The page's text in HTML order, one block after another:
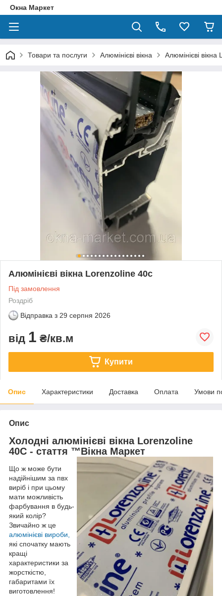
Окна Маркет
Товари та послуги Алюмінієві вікна Алюмінієві
Алюмінієві вікна Lorenzoline 40c
Під замовлення
Роздріб
Відправка з 29 серпня 2026
від 1 ₴/кв.м
Купити
Опис Характеристики Доставка Оплата Умови
Опис
Холодні алюмінієві вікна Lorenzoline
40С - стаття ™Вікна Маркет
Що ж може бути
надійнішим за пвх
виріб і при цьому
мати можливість
фарбування в будь-
який колір?
Звичайно ж це
алюмінієві вироби,
які спочатку мають
кращі
характеристики за
жорсткістю,
габаритами їх
виготовлення!